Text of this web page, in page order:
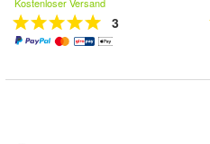
3